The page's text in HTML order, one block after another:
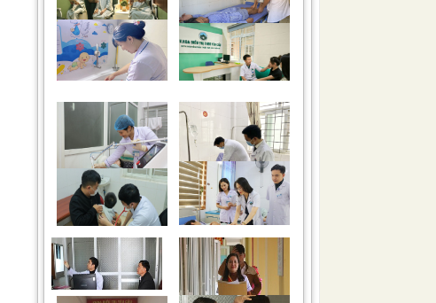
Trung tâm chăm sóc
mẹ bầu và sau sinh
Khám bệnh nhân mắc
các bệnh lý về xương,
khớp
Chiếu tia Plasma lạnh
hỗ trợ điều trị vết
thương
Khám bệnh nhân sau
phẫu thuật